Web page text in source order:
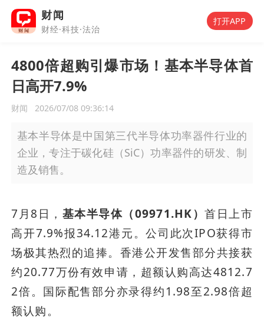
财闻
财经·科技·法治
打开APP
4800倍超购引爆市场！基本半导体首
日高开7.9%
财闻 2026/07/08 09:36:14
基本半导体是中国第三代半导体功率器件行业的
企业，专注于碳化硅（SiC）功率器件的研发、制
造及销售。
7月8日， 基本半导体（09971.HK）首日上市
高开7.9%报34.12港元。公司此次IPO获得市
场极其热烈的追捧。香港公开发售部分共接获
约20.77万份有效申请，超额认购高达4812.7
2倍。国际配售部分亦录得约1.98至2.98倍超
额认购。